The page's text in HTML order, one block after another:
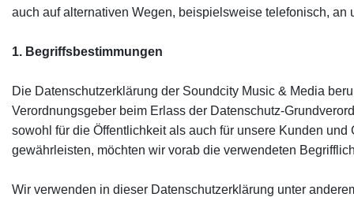
auch auf alternativen Wegen, beispielsweise telefonisch, an
1. Begriffsbestimmungen
Die Datenschutzerklärung der Soundcity Music & Media
Verordnungsgeber beim Erlass der Datenschutz-
sowohl für die Öffentlichkeit als auch für unsere Kunden
gewährleisten, möchten wir vorab die verwendeten
Wir verwenden in dieser Datenschutzerklärung unter